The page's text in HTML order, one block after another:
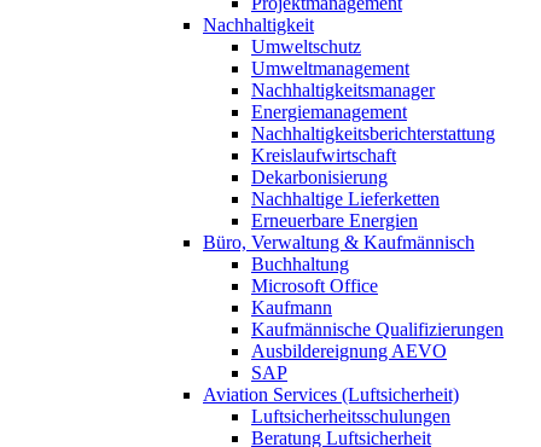
Nachhaltigkeit
Umweltschutz
Umweltmanagement
Nachhaltigkeitsmanager
Energiemanagement
Nachhaltigkeitsberichterstattung
Kreislaufwirtschaft
Dekarbonisierung
Nachhaltige Lieferketten
Erneuerbare Energien
Büro, Verwaltung & Kaufmännisch
Buchhaltung
Microsoft Office
Kaufmann
Kaufmännische Qualifizierungen
Ausbildereignung AEVO
SAP
Aviation Services (Luftsicherheit)
Luftsicherheitsschulungen
Beratung Luftsicherheit